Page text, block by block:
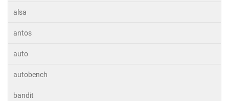
alsa
antos
auto
autobench
bandit